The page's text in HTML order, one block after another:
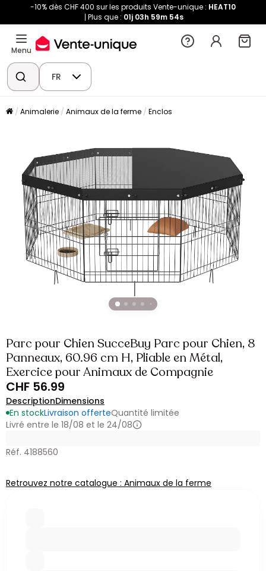
-10% dès CHF 400 sur les produits Vente-unique : HEAT10
Plus que : 01j 03h 59m 54s
Menu
FR
Animalerie Animaux de la ferme Enclos
Parc pour Chien SucceBuy Parc pour Chien, 8
Panneaux, 60.96 cm H, Pliable en Métal,
Exercice pour Animaux de Compagnie
CHF 56.99
DescriptionDimensions
En stockLivraison offerteQuantité limitée
Livré entre le 18/08 et le 24/08
Réf. 4188560
Retrouvez notre catalogue : Animaux de la ferme